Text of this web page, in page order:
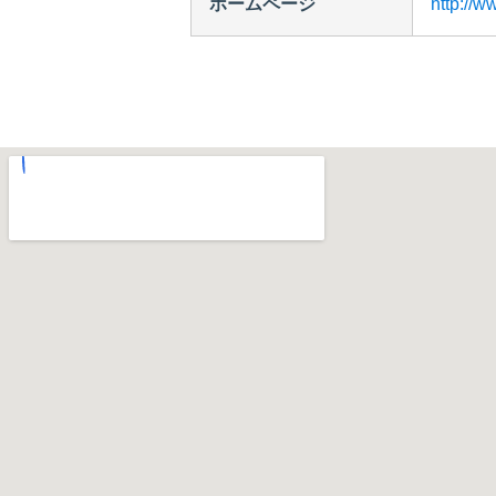
ホームページ http://